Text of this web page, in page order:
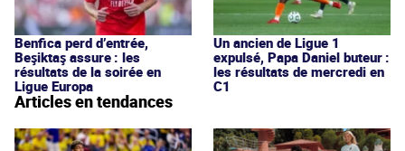
Benfica perd d’entrée,
Beşiktaş assure : les
résultats de la soirée en
Ligue Europa
Un ancien de Ligue 1
expulsé, Papa Daniel buteur :
les résultats de mercredi en
C1
Articles en tendances